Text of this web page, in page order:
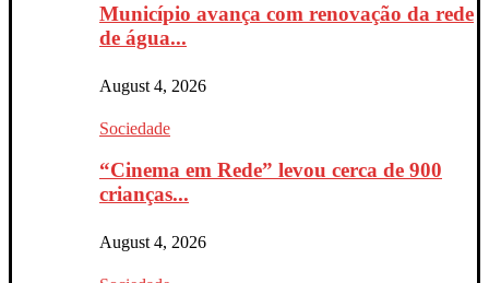
Município avança com renovação da rede
de água...
August 4, 2026
Sociedade
“Cinema em Rede” levou cerca de 900
crianças...
August 4, 2026